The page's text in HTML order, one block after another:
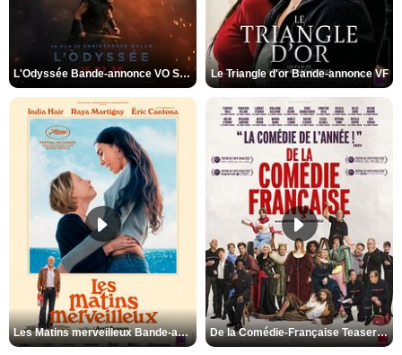
L'Odyssée Bande-annonce VO STFR Le Triangle d'or Bande-annonce VF
Les Matins merveilleux Bande-annonce VF De la Comédie-Française Teaser VF